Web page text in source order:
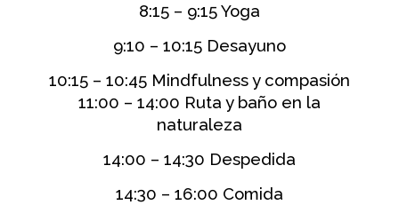
8:15 – 9:15 Yoga
9:10 – 10:15 Desayuno
10:15 – 10:45 Mindfulness y compasión
11:00 – 14:00 Ruta y baño en la
naturaleza
14:00 – 14:30 Despedida
14:30 – 16:00 Comida